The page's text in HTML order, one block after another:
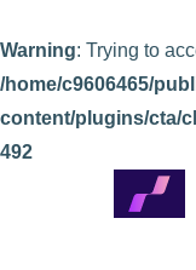
Warning: Trying to
/home/c9606465/
content/plugins/cta/
492